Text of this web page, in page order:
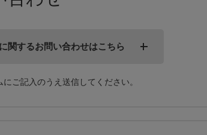
関するお問い合わせはこちら
ご記入のうえ送信してください。